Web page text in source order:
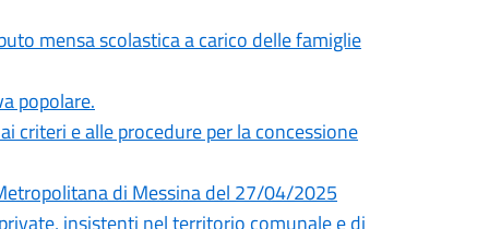
mensa scolastica a carico delle famiglie
popolare.
criteri e alle procedure per la concessione
di Messina del 27/04/2025
insistenti nel territorio comunale e di